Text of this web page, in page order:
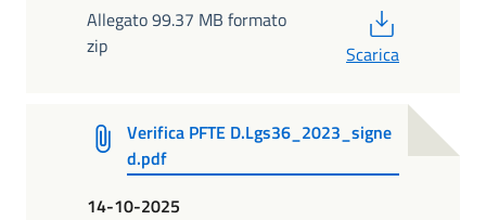
Allegato 99.37 MB formato
zip
Scarica
Verifica PFTE D.Lgs36_2023_signe
d.pdf
14-10-2025